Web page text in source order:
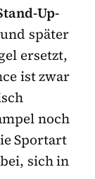
Up-
später
ersetzt,
ist zwar
noch
Sportart
sich in